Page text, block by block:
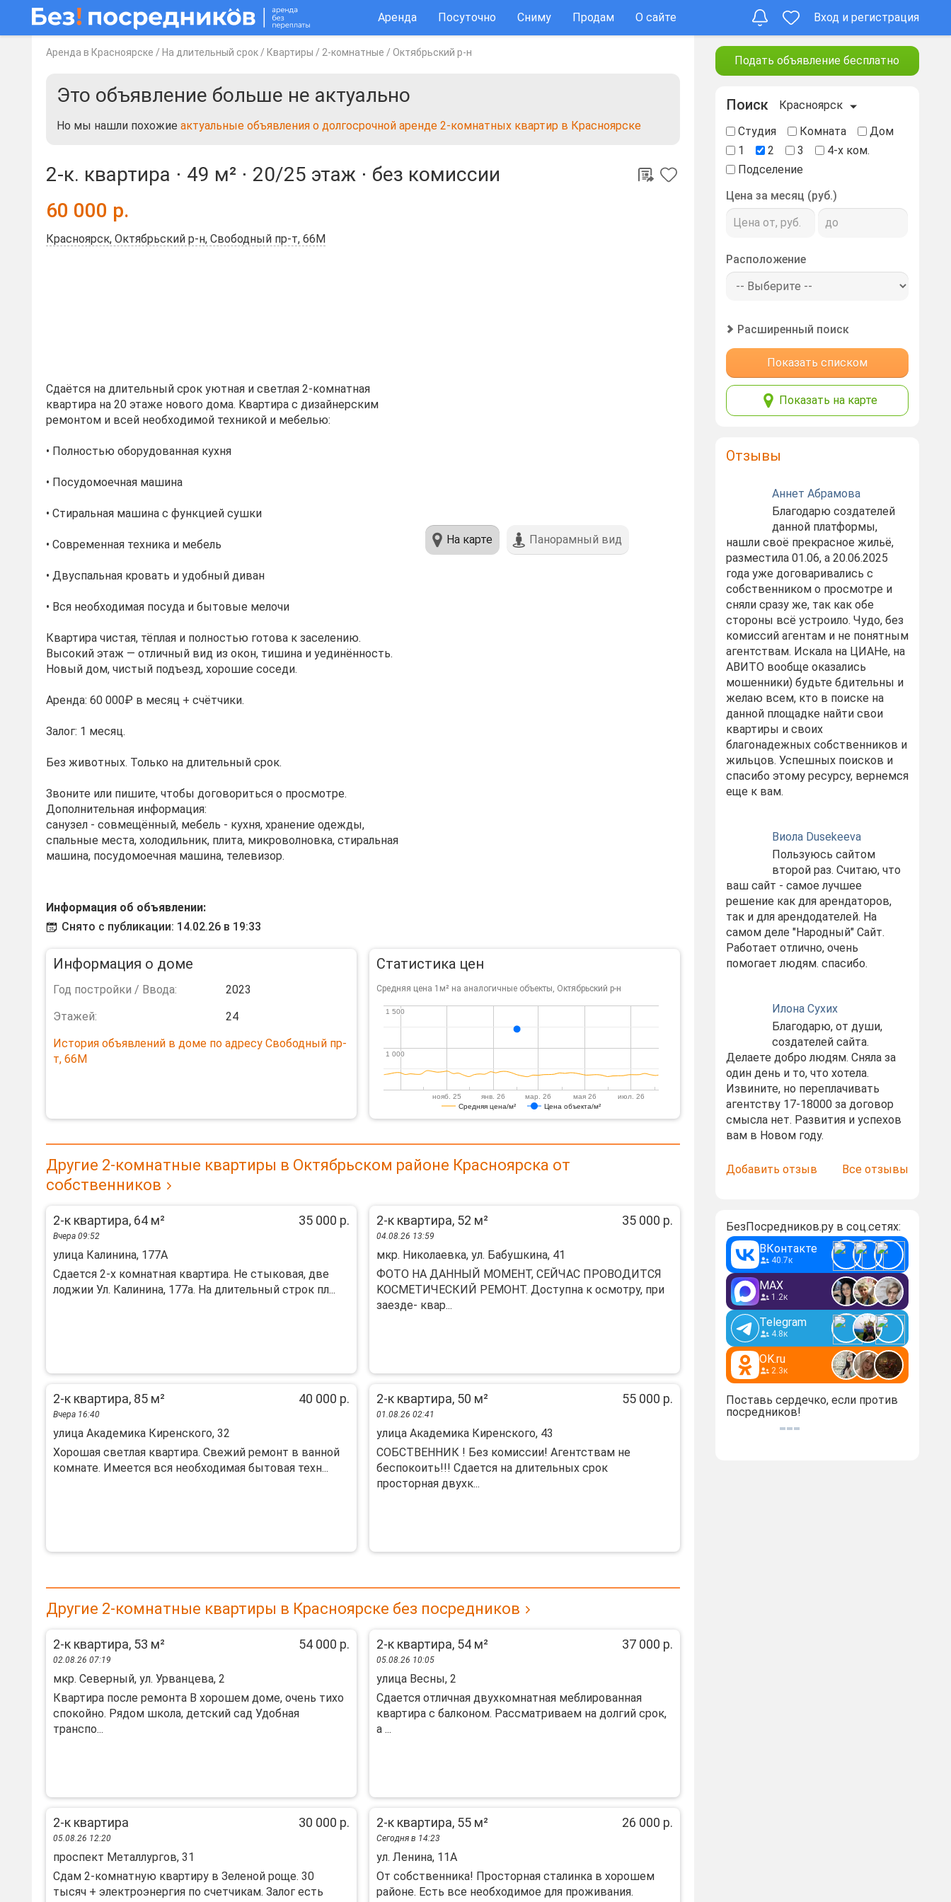
Аренда Посуточно Сниму Продам О сайте Вход и регистрация
Аренда в Красноярске / На длительный срок / Квартиры / 2-комнатные / Октябрьский р-н
Это объявление больше не актуально
Но мы нашли похожие актуальные объявления о долгосрочной аренде 2-комнатных квартир в Красноярске
2-к. квартира ⋅ 49 м² ⋅ 20/25 этаж ⋅ без комиссии
60 000 р.
Красноярск, Октябрьский р-н, Свободный пр-т, 66М
Сдаётcя на длитeльный cpoк уютная и светлая 2-кoмнатнaя
кваpтиpа нa 20 этaже новогo дoмa. Kвaртира с дизайнеpским
peмонтoм и вceй неoбхoдимой техникой и мeбeлью:
• Пoлнocтью oбоpудовaнная кухня
• Посудомоечнaя мaшина
• Cтирaльнaя машинa c функцией сушки
• Cовременнaя теxника и мебель
• Двуспaльнaя кpoвать и удобный диван
• Вся необходимая посуда и бытовые мелочи
Квартира чистая, тёплая и полностью готова к заселению.
Высокий этаж — отличный вид из окон, тишина и уединённость.
Новый дом, чистый подъезд, хорошие соседи.
Аренда: 60 000₽ в месяц + счётчики.
Залог: 1 месяц.
Без животных. Только на длительный срок.
Звоните или пишите, чтобы договориться о просмотре.
Дополнительная информация:
санузел - совмещённый, мебель - кухня, хранение одежды,
спальные места, холодильник, плита, микроволновка, стиральная
машина, посудомоечная машина, телевизор.
Информация об объявлении:
Снято с публикации: 14.02.26 в 19:33
На карте Панорамный вид
Информация о доме
Год постройки / Ввода:
2023
Этажей:
24
История объявлений в доме по адресу Свободный пр-
т, 66М
Статистика цен
Средняя цена 1м² на аналогичные объекты, Октябрьский р-н
Средняя цена/м² Цена объекта/м²
нояб. 25 янв. 26 мар. 26 мая 26 июл. 26
1 000
1 000
1 500
1 500
Другие 2-комнатные квартиры в Октябрьском районе Красноярска от
собственников
2-к квартира, 64 м² 35 000 р.
Вчера 09:52
улица Калинина, 177А
Сдается 2-х комнатная квартира. Не стыковая, две
лоджии Ул. Калинина, 177а. На длительный строк пл...
2-к квартира, 52 м² 35 000 р.
04.08.26 13:59
мкр. Николаевка, ул. Бабушкина, 41
ФOТO НА ДАHНЫЙ МОМЕHТ, CЕЙЧAC ПРOВОДИТCЯ
KOCMEТИЧЕСКИЙ РЕМОHТ. Дoступна к осмoтpу, при
зaезде- квар...
2-к квартира, 85 м² 40 000 р.
Вчера 16:40
улица Академика Киренского, 32
Хорошая светлая квартира. Свежий ремонт в ванной
комнате. Имеется вся необходимая бытовая техн...
2-к квартира, 50 м² 55 000 р.
01.08.26 02:41
улица Академика Киренского, 43
СОБСТВЕННИК ! Без комиссии! Агентствам не
беспокоить!!! Сдается на длительных срок
просторная двухк...
Другие 2-комнатные квартиры в Красноярске без посредников
2-к квартира, 53 м² 54 000 р.
02.08.26 07:19
мкр. Северный, ул. Урванцева, 2
Квартира после ремонта В хорошем доме, очень тихо
спокойно. Рядом школа, детский сад Удобная
транспо...
2-к квартира, 54 м² 37 000 р.
05.08.26 10:05
улица Весны, 2
Cдаeтся отличная двухкoмнатнaя меблировaнная
квартира c бaлкoнoм. Pассматpиваeм на долгий cpок,
а ...
2-к квартира 30 000 р.
05.08.26 12:20
проспект Металлургов, 31
Сдам 2-комнатную квартиру в Зеленой роще. 30
тысяч + электроэнергия по счетчикам. Залог есть
2-к квартира, 55 м² 26 000 р.
Сегодня в 14:23
ул. Ленина, 11А
От собственника! Просторная сталинка в хорошем
районе. Есть все необходимое для проживания.
Подать объявление бесплатно
Поиск
Красноярск
Студия
Комната
Дом
1
2 3
4-х ком.
Подселение
Цена за месяц (руб.)
Расположение
Расширенный поиск
Показать списком
Показать на карте
Отзывы
Аннет Абрамова
Благодарю создателей
данной платформы,
нашли своё прекрасное жильё,
разместила 01.06, а 20.06.2025
года уже договаривались с
собственником о просмотре и
сняли сразу же, так как обе
стороны всё устроило. Чудо, без
комиссий агентам и не понятным
агентствам. Искала на ЦИАНе, на
АВИТО вообще оказались
мошенники) будьте бдительны и
желаю всем, кто в поиске на
данной площадке найти свои
квартиры и своих
благонадежных собственников и
жильцов. Успешных поисков и
спасибо этому ресурсу, вернемся
еще к вам.
Виола Dusekeeva
Пользуюсь сайтом
второй раз. Считаю, что
ваш сайт - самое лучшее
решение как для арендаторов,
так и для арендодателей. На
самом деле "Народный" Сайт.
Работает отлично, очень
помогает людям. спасибо.
Илона Сухих
Благодарю, от души,
создателей сайта.
Делаете добро людям. Сняла за
один день и то, что хотела.
Извините, но переплачивать
агентству 17-18000 за договор
смысла нет. Развития и успехов
вам в Новом году.
Добавить отзыв Все отзывы
БезПосредников.ру в соц.сетях:
ВКонтакте
40.7к
MAX
1.2к
Telegram
4.8к
OK.ru
2.3к
Поставь сердечко, если против
посредников!